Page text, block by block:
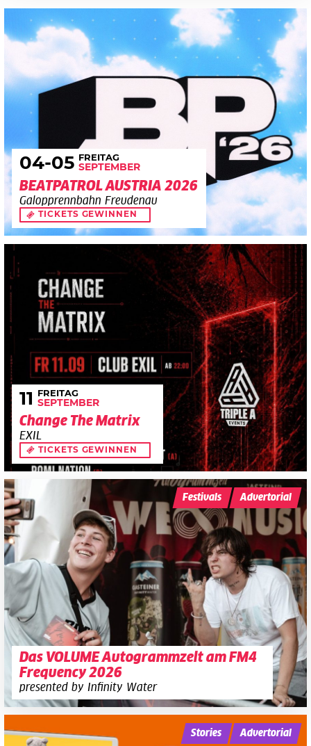
04-05 FREITAG
SEPTEMBER
BEATPATROL AUSTRIA 2026
Galopprennbahn Freudenau
TICKETS GEWINNEN
11 FREITAG
SEPTEMBER
Change The Matrix
EXIL
TICKETS GEWINNEN
Das VOLUME Autogrammzelt am FM4
Frequency 2026
presented by Infinity Water
Festivals Advertorial
Stories Advertorial